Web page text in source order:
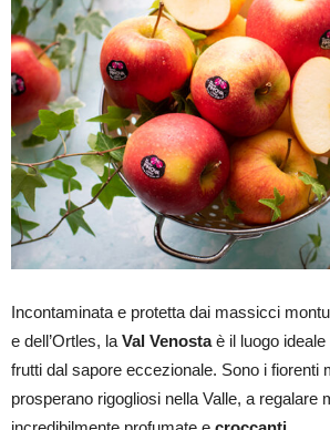
Incontaminata e protetta dai massicci
e dell’Ortles, la Val Venostaè il luogo ideale
frutti dal sapore eccezionale. Sono i fiorenti
prosperano rigogliosi nella Valle, a regalare